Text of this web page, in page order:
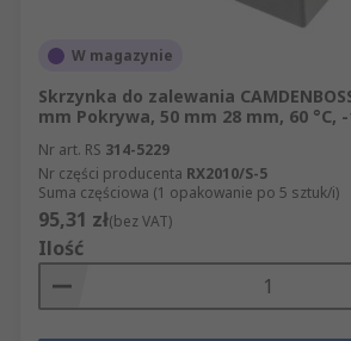
W magazynie
Skrzynka do zalewania
mm Pokrywa, 50 mm 28 mm, 60 °C, -
Nr art. RS 314-5229
Nr części producenta RX2010/S-5
Suma częściowa (1 opakowanie po 5 sztuk/i)
95,31 zł(bez VAT)
Ilość